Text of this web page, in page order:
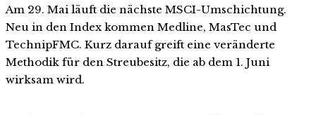
Am 29. Mai läuft die nächste MSCI-Umschichtung.
Neu in den Index kommen Medline, MasTec und
TechnipFMC. Kurz darauf greift eine veränderte
Methodik für den Streubesitz, die ab dem 1. Juni
wirksam wird.